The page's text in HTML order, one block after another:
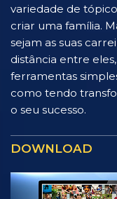
variedade de
criar uma família.
sejam as suas
distância entre
ferramentas
como tendo
o seu sucesso.
DOWNLOAD